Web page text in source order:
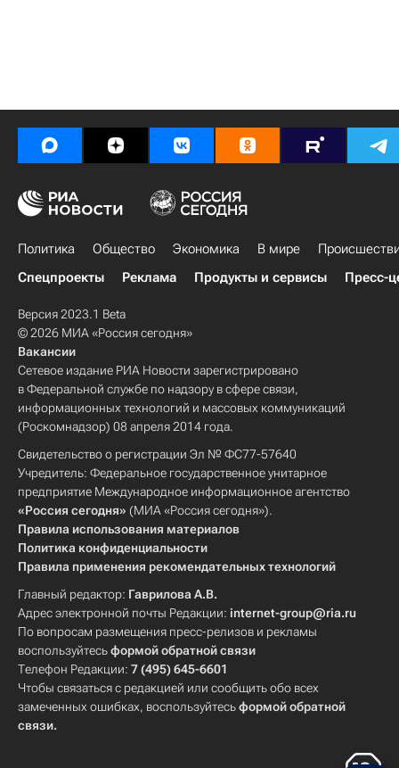
Политика Общество Экономика В мире
Спецпроекты
Реклама Продукты и сервисы Пресс-
Версия 2023.1 Beta
© 2026 МИА «Россия сегодня»
Вакансии
Сетевое издание РИА Новости зарегистрировано
в Федеральной службе по надзору в сфере связи,
информационных технологий и массовых коммуникаций
(Роскомнадзор) 08 апреля 2014 года.
Свидетельство о регистрации Эл № ФС77-57640
Учредитель: Федеральное государственное унитарное
предприятие Международное информационное агентство
«Россия сегодня» (МИА «Россия сегодня»).
Правила использования материалов
Политика конфиденциальности
Правила применения рекомендательных технологий
Главный редактор: Гаврилова А.В.
Адрес электронной почты Редакции: internet-group@ria.ru
По вопросам размещения пресс-релизов и рекламы
воспользуйтесьформой обратной связи
Телефон Редакции: 7 (495) 645-6601
Чтобы связаться с редакцией или сообщить обо всех
замеченных ошибках, воспользуйтесьформой обратной
связи.